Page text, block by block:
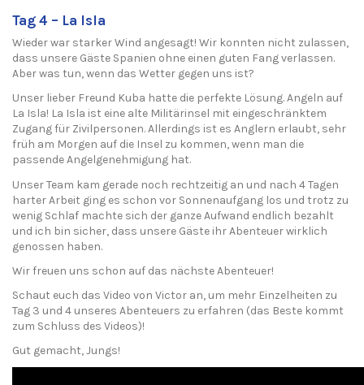
Tag 4 – La Isla
Wieder war starker Wind angesagt! Wir konnten nicht zulassen,
dass unsere Gäste Spanien ohne einen guten Fang verlassen.
Aber was tun, wenn das Wetter gegen uns ist?
Unser lieber Freund Kuba hatte die perfekte Lösung. Angeln auf
La Isla! La Isla ist eine alte Militärinsel mit eingeschränktem
Zugang für Zivilpersonen. Allerdings ist es Anglern erlaubt, sehr
früh am Morgen auf die Insel zu kommen, wenn man die
passende Angelgenehmigung hat.
Unser Team kam gerade noch rechtzeitig an und nach 4 Tagen
harter Arbeit ging es schon vor Sonnenaufgang los und trotz zu
wenig Schlaf machte sich der ganze Aufwand endlich bezahlt
und ich bin sicher, dass unsere Gäste ihr Abenteuer wirklich
genossen haben.
Wir freuen uns schon auf das nächste Abenteuer!
Schaut euch das Video von Victor an, um mehr Einzelheiten zu
Tag 3 und 4 unseres Abenteuers zu erfahren (das Beste kommt
zum Schluss des Videos)!
Gut gemacht, Jungs!